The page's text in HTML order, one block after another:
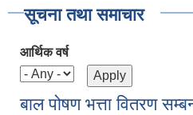
सूचना तथा समाचार
आर्थिक वर्ष
बाल पोषण भत्ता वितरण